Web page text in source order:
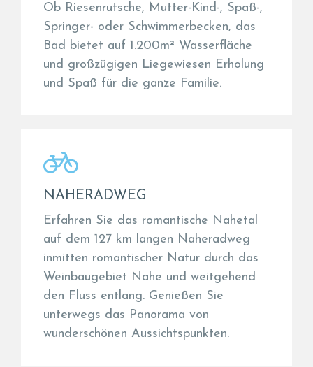
Ob Riesenrutsche, Mutter-Kind-, Spaß-,
Springer- oder Schwimmerbecken, das
Bad bietet auf 1.200m² Wasserfläche
und großzügigen Liegewiesen Erholung
und Spaß für die ganze Familie.
NAHERADWEG
Erfahren Sie das romantische Nahetal
auf dem 127 km langen Naheradweg
inmitten romantischer Natur durch das
Weinbaugebiet Nahe und weitgehend
den Fluss entlang. Genießen Sie
unterwegs das Panorama von
wunderschönen Aussichtspunkten.